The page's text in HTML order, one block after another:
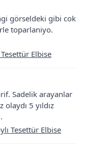
görseldeki gibi cok
toparlaniyo.
Elbise
Sadelik arayanlar
olaydı 5 yıldız
Tesettür Elbise